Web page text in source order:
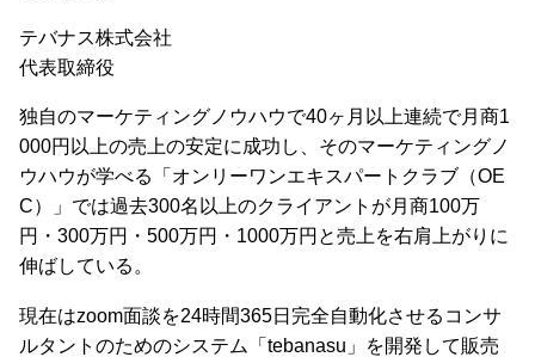
テバナス株式会社
代表取締役
独自のマーケティングノウハウで40ヶ月以上連続で月商1
000円以上の売上の安定に成功し、そのマーケティングノ
ウハウが学べる「オンリーワンエキスパートクラブ（OE
C）」では過去300名以上のクライアントが月商100万
円・300万円・500万円・1000万円と売上を右肩上がりに
伸ばしている。
現在はzoom面談を24時間365日完全自動化させるコンサ
ルタントのためのシステム「tebanasu」を開発して販売